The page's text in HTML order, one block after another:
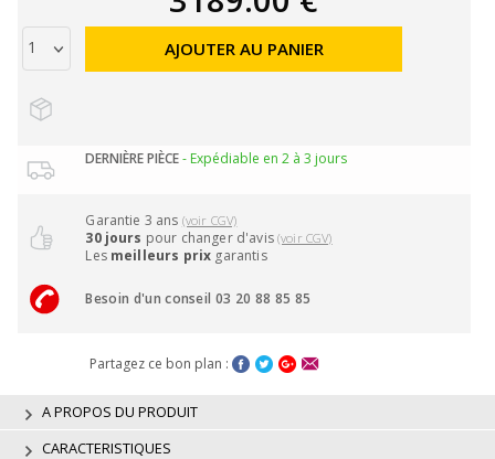
AJOUTER AU PANIER
DERNIÈRE PIÈCE- Expédiable en 2 à 3 jours
Garantie 3 ans (voir CGV)
30 jours pour changer d'avis(voir CGV)
Les meilleurs prix garantis
Besoin d'un conseil 03 20 88 85 85
Partagez ce bon plan :
A PROPOS DU PRODUIT
CARACTERISTIQUES